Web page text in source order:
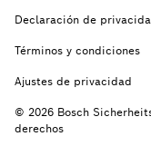
Declaración de
Términos y condiciones
Ajustes de privacidad
© 2026 Bosch
derechos